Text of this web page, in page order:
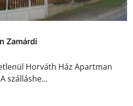
Zamárdi
Horváth Ház Apartman
szálláshe...